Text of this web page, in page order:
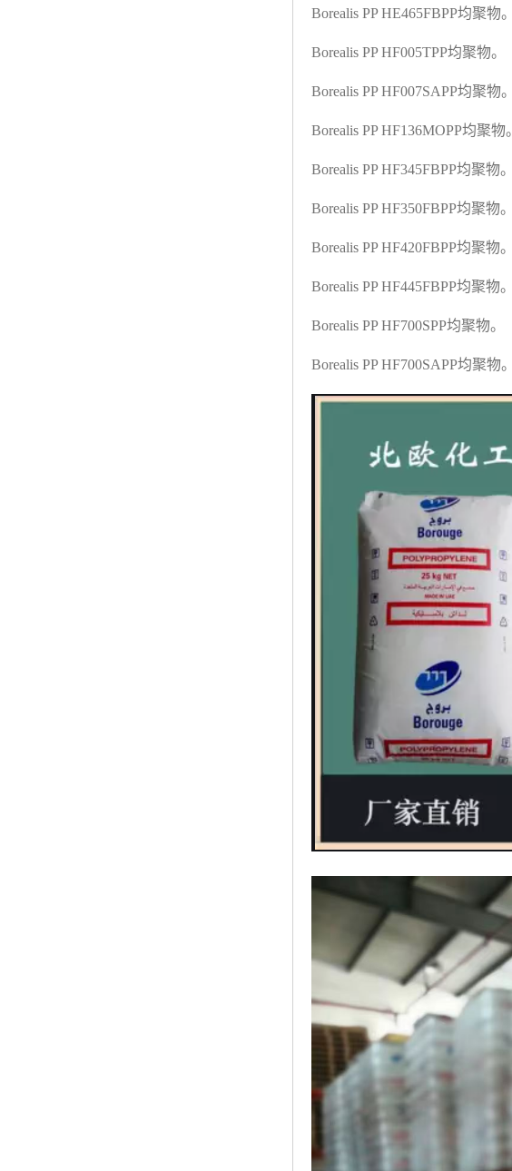
Borealis PP HE465FBPP均聚物。
Borealis PP HF005TPP均聚物。
Borealis PP HF007SAPP均聚物。
Borealis PP HF136MOPP均聚物。
Borealis PP HF345FBPP均聚物。
Borealis PP HF350FBPP均聚物。
Borealis PP HF420FBPP均聚物。
Borealis PP HF445FBPP均聚物。
Borealis PP HF700SPP均聚物。
Borealis PP HF700SAPP均聚物。